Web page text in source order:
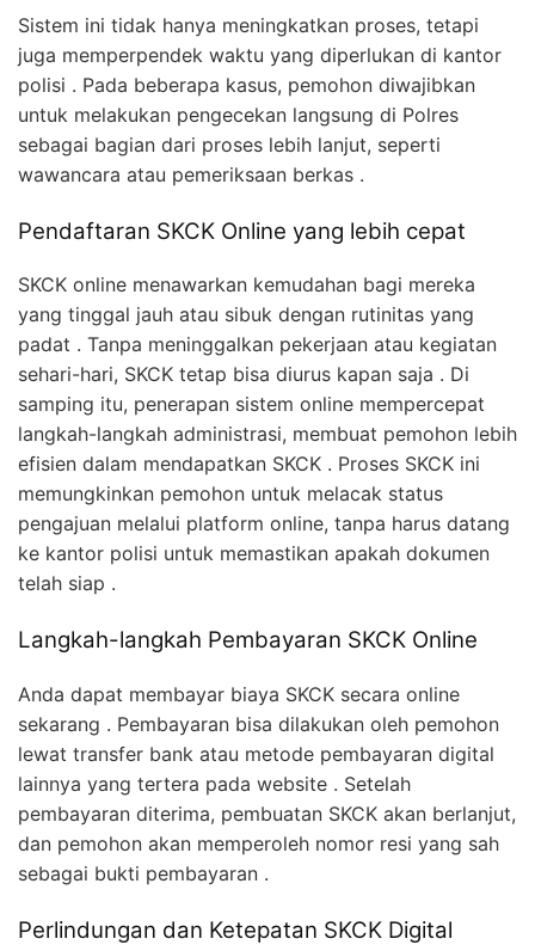
Sistem ini tidak hanya meningkatkan proses, tetapi
juga memperpendek waktu yang diperlukan di kantor
polisi . Pada beberapa kasus, pemohon diwajibkan
untuk melakukan pengecekan langsung di Polres
sebagai bagian dari proses lebih lanjut, seperti
wawancara atau pemeriksaan berkas .
Pendaftaran SKCK Online yang lebih cepat
SKCK online menawarkan kemudahan bagi mereka
yang tinggal jauh atau sibuk dengan rutinitas yang
padat . Tanpa meninggalkan pekerjaan atau kegiatan
sehari-hari, SKCK tetap bisa diurus kapan saja . Di
samping itu, penerapan sistem online mempercepat
langkah-langkah administrasi, membuat pemohon lebih
efisien dalam mendapatkan SKCK . Proses SKCK ini
memungkinkan pemohon untuk melacak status
pengajuan melalui platform online, tanpa harus datang
ke kantor polisi untuk memastikan apakah dokumen
telah siap .
Langkah-langkah Pembayaran SKCK Online
Anda dapat membayar biaya SKCK secara online
sekarang . Pembayaran bisa dilakukan oleh pemohon
lewat transfer bank atau metode pembayaran digital
lainnya yang tertera pada website . Setelah
pembayaran diterima, pembuatan SKCK akan berlanjut,
dan pemohon akan memperoleh nomor resi yang sah
sebagai bukti pembayaran .
Perlindungan dan Ketepatan SKCK Digital